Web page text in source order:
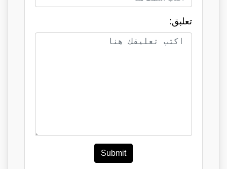
تعلبق:
Submit